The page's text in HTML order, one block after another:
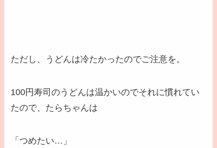
ただし、うどんは冷たかったのでご注意を。
100円寿司のうどんは温かいのでそれに慣れてい
たので、たらちゃんは
「つめたい…」